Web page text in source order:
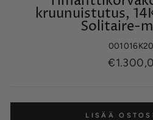
kruunuistutus,
Solitaire-
LISÄÄ